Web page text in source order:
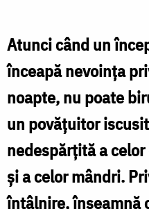
dă
greș
în
lui
Dumnezeu
/
Atunci când un
înceapă nevoința
noapte, nu poate
un povățuitor
nedespărțită a
și a celor mândri.
întâlnire, înseamnă